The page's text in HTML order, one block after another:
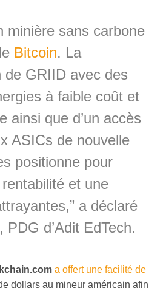
minière sans carbone
Bitcoin. La
de GRIID avec des
à faible coût et
ainsi que d’un accès
ASICs de nouvelle
positionne pour
et une
a déclaré
PDG d’Adit EdTech.
a offert une facilité de
dollars au mineur américain afin